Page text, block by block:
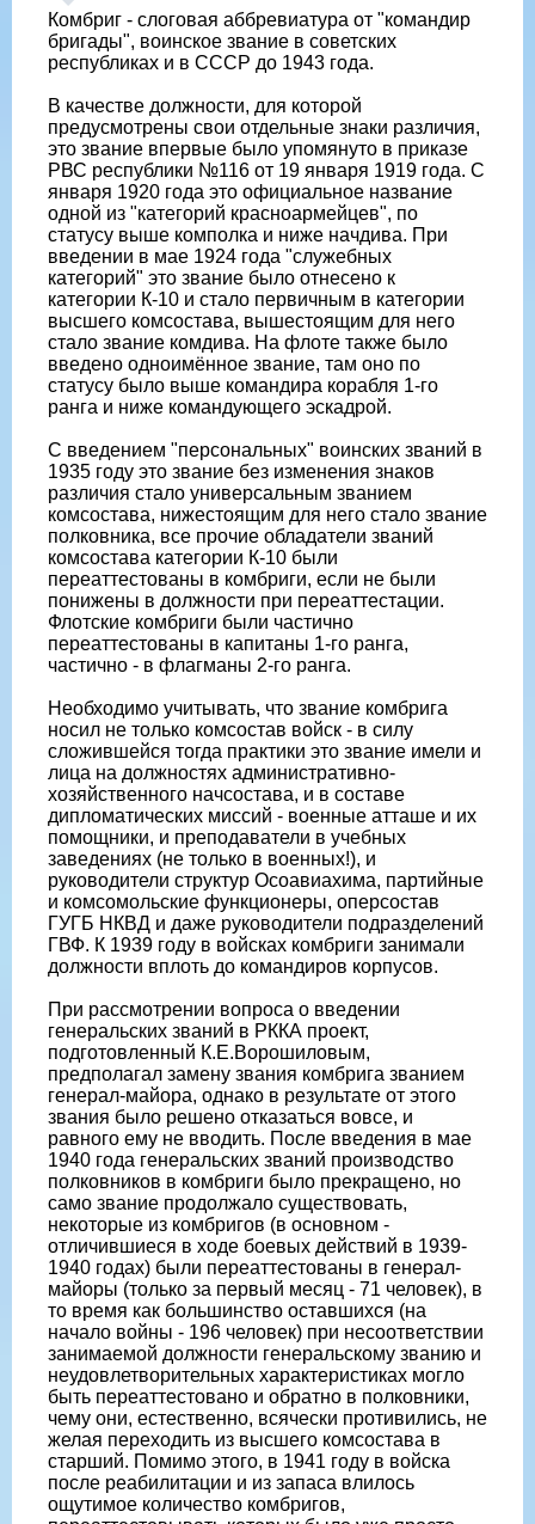
Комбриг - слоговая аббревиатура от "командир
бригады", воинское звание в советских
республиках и в СССР до 1943 года.
В качестве должности, для которой
предусмотрены свои отдельные знаки различия,
это звание впервые было упомянуто в приказе
РВС республики №116 от 19 января 1919 года. С
января 1920 года это официальное название
одной из "категорий красноармейцев", по
статусу выше комполка и ниже начдива. При
введении в мае 1924 года "служебных
категорий" это звание было отнесено к
категории К-10 и стало первичным в категории
высшего комсостава, вышестоящим для него
стало звание комдива. На флоте также было
введено одноимённое звание, там оно по
статусу было выше командира корабля 1-го
ранга и ниже командующего эскадрой.
С введением "персональных" воинских званий в
1935 году это звание без изменения знаков
различия стало универсальным званием
комсостава, нижестоящим для него стало звание
полковника, все прочие обладатели званий
комсостава категории К-10 были
переаттестованы в комбриги, если не были
понижены в должности при переаттестации.
Флотские комбриги были частично
переаттестованы в капитаны 1-го ранга,
частично - в флагманы 2-го ранга.
Необходимо учитывать, что звание комбрига
носил не только комсостав войск - в силу
сложившейся тогда практики это звание имели и
лица на должностях административно-
хозяйственного начсостава, и в составе
дипломатических миссий - военные атташе и их
помощники, и преподаватели в учебных
заведениях (не только в военных!), и
руководители структур Осоавиахима, партийные
и комсомольские функционеры, оперсостав
ГУГБ НКВД и даже руководители подразделений
ГВФ. К 1939 году в войсках комбриги занимали
должности вплоть до командиров корпусов.
При рассмотрении вопроса о введении
генеральских званий в РККА проект,
подготовленный К.Е.Ворошиловым,
предполагал замену звания комбрига званием
генерал-майора, однако в результате от этого
звания было решено отказаться вовсе, и
равного ему не вводить. После введения в мае
1940 года генеральских званий производство
полковников в комбриги было прекращено, но
само звание продолжало существовать,
некоторые из комбригов (в основном -
отличившиеся в ходе боевых действий в 1939-
1940 годах) были переаттестованы в генерал-
майоры (только за первый месяц - 71 человек), в
то время как большинство оставшихся (на
начало войны - 196 человек) при несоответствии
занимаемой должности генеральскому званию и
неудовлетворительных характеристиках могло
быть переаттестовано и обратно в полковники,
чему они, естественно, всячески противились, не
желая переходить из высшего комсостава в
старший. Помимо этого, в 1941 году в войска
после реабилитации и из запаса влилось
ощутимое количество комбригов,